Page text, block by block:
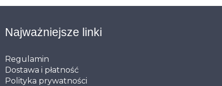
Najważniejsze linki
Regulamin
Dostawa i płatność
Polityka prywatności